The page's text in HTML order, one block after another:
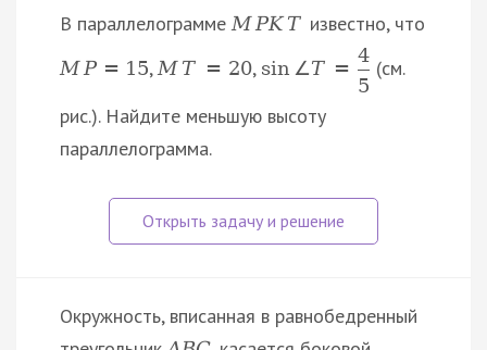
В параллелограммеM PK T известно, что
M P = 15,M T = 20, sin ∠T =
4
5
(см.
рис.). Найдите меньшую высоту
параллелограмма.
Окружность, вписанная в равнобедренный